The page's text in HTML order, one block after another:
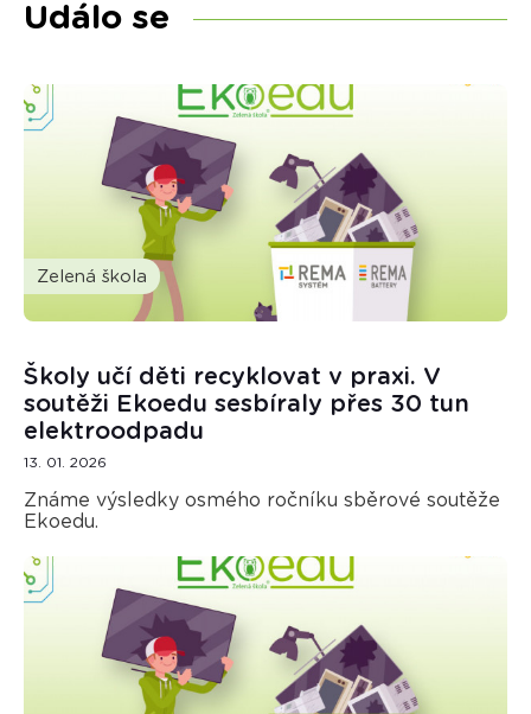
Událo se
Zelená škola
Školy učí děti recyklovat v praxi. V
soutěži Ekoedu sesbíraly přes 30 tun
elektroodpadu
13. 01. 2026
Známe výsledky osmého ročníku sběrové soutěže
Ekoedu.